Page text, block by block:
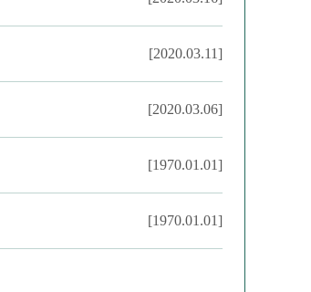
[2020.03.11]
[2020.03.06]
[1970.01.01]
[1970.01.01]